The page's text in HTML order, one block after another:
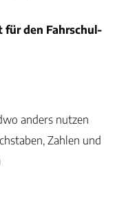
für den Fahrschul-
anders nutzen
Zahlen und